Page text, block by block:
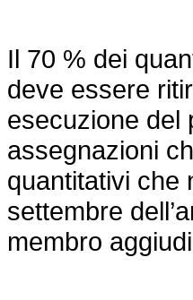
Il 70 % dei
deve essere
esecuzione del
assegnazioni
quantitativi che
settembre
membro